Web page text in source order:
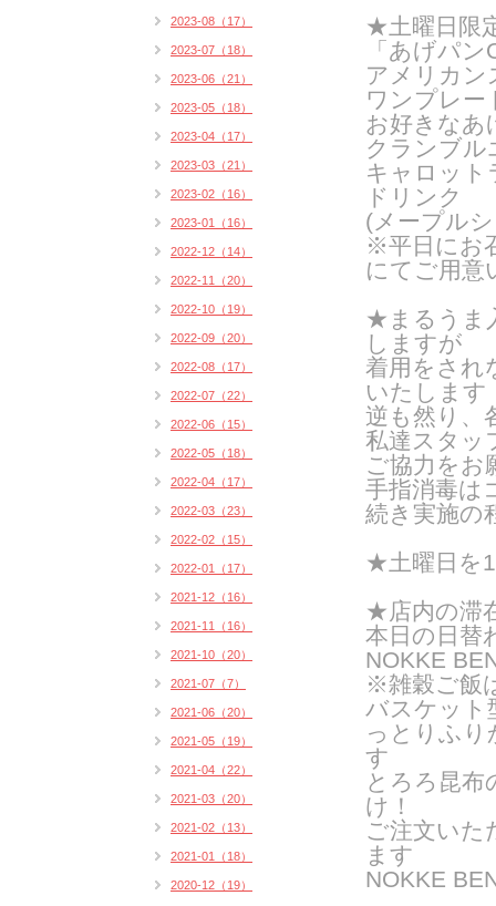
★土曜日限
「あげパ
アメリカン
ワンプレー
お好きなあ
クランブル
キャロット
ドリンク
(メープル
※平日にお
にてご用意
★ まるうま
しますが
着用をされ
いたします
逆も然り、
私達スタッ
ご協力をお
手指消毒は
続き実施の
★土曜日を
★店内の滞
本日の日替
NOKKE
※雑穀ご飯
バスケット
っとりふり
す
とろろ昆布
け！
ご注文いた
ま す
NOKKE
2023-08（17）
2023-07（18）
2023-06（21）
2023-05（18）
2023-04（17）
2023-03（21）
2023-02（16）
2023-01（16）
2022-12（14）
2022-11（20）
2022-10（19）
2022-09（20）
2022-08（17）
2022-07（22）
2022-06（15）
2022-05（18）
2022-04（17）
2022-03（23）
2022-02（15）
2022-01（17）
2021-12（16）
2021-11（16）
2021-10（20）
2021-07（7）
2021-06（20）
2021-05（19）
2021-04（22）
2021-03（20）
2021-02（13）
2021-01（18）
2020-12（19）